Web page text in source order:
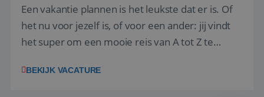
Een vakantie plannen is het leukste dat er is. Of
het nu voor jezelf is, of voor een ander: jij vindt
het super om een mooie reis van A tot Z te
vakantiegangers de meest prachtige plekjes op
BEKIJK VACATURE